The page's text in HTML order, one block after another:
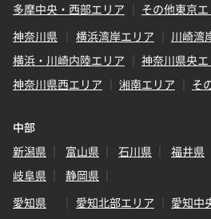
多摩中央・西部エリア
その他東京
神奈川県
横浜湾岸エリア
川崎湾
横浜・川崎内陸エリア
神奈川県央エ
神奈川県西エリア
湘南エリア そ
中部
新潟県
富山県 石川県 福井県
岐阜県
静岡県
愛知県
愛知北部エリア 愛知中